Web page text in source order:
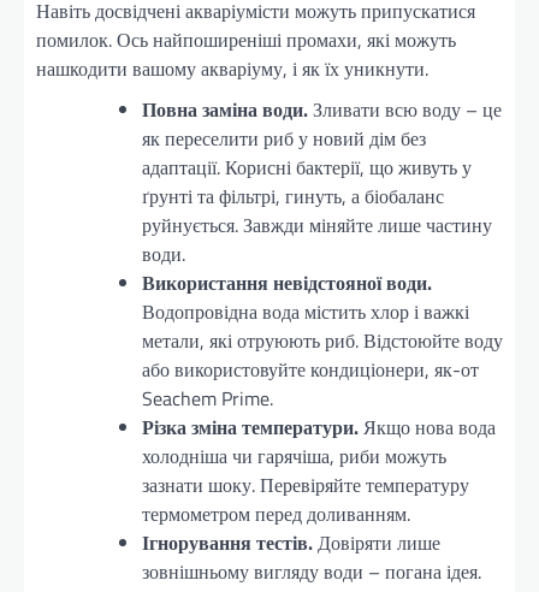
Навіть досвідчені акваріумісти можуть припускатися
помилок. Ось найпоширеніші промахи, які можуть
нашкодити вашому акваріуму, і як їх уникнути.
Повна заміна води.Зливати всю воду – це
як переселити риб у новий дім без
адаптації. Корисні бактерії, що живуть у
ґрунті та фільтрі, гинуть, а біобаланс
руйнується. Завжди міняйте лише частину
води.
Використання невідстояної води.
Водопровідна вода містить хлор і важкі
метали, які отруюють риб. Відстоюйте воду
або використовуйте кондиціонери, як-от
Seachem Prime.
Різка зміна температури.Якщо нова вода
холодніша чи гарячіша, риби можуть
зазнати шоку. Перевіряйте температуру
термометром перед доливанням.
Ігнорування тестів.Довіряти лише
зовнішньому вигляду води – погана ідея.